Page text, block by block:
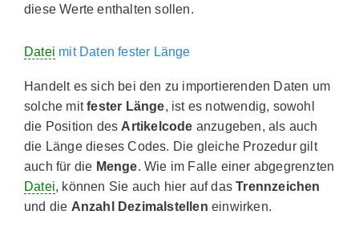
diese Werte enthalten sollen.
Datei mit Daten fester Länge
Handelt es sich bei den zu importierenden Daten um
solche mitfester Länge, ist es notwendig, sowohl
die Position des Artikelcode anzugeben, als auch
die Länge dieses Codes. Die gleiche Prozedur gilt
auch für die Menge. Wie im Falle einer abgegrenzten
Datei, können Sie auch hier auf dasTrennzeichen
und die Anzahl Dezimalstellen einwirken.